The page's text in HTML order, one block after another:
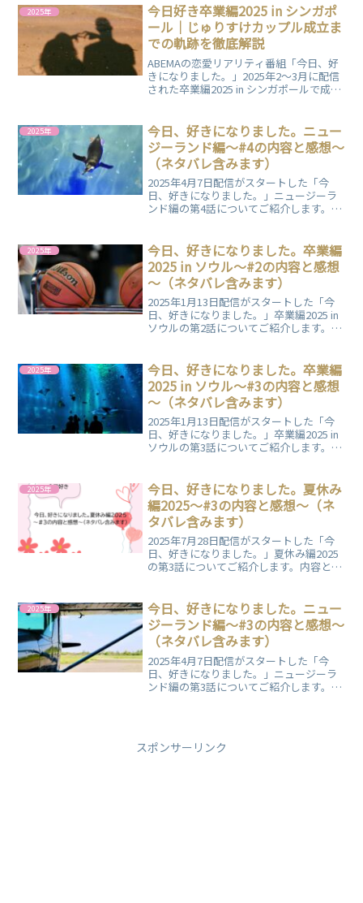
2025年
今日好き卒業編2025 in シンガポ
ール｜じゅりすけカップル成立ま
での軌跡を徹底解説
ABEMAの恋愛リアリティ番組「今日、好
きになりました。」2025年2～3月に配信
された卒業編2025 in シンガポールで成立
ちを育んだ二人。どんな風に恋心が育っ
ていったのか、解説します！
2025年
今日、好きになりました。ニュー
ジーランド編～#4の内容と感想～
（ネタバレ含みます）
2025年4月7日配信がスタートした「今
日、好きになりました。」ニュージーラ
ンド編の第4話についてご紹介します。内
2025年
今日、好きになりました。卒業編
2025 in ソウル～#2の内容と感想
～（ネタバレ含みます）
2025年1月13日配信がスタートした「今
日、好きになりました。」卒業編2025 in
ソウルの第2話についてご紹介します。内
2025年
今日、好きになりました。卒業編
2025 in ソウル～#3の内容と感想
～（ネタバレ含みます）
2025年1月13日配信がスタートした「今
日、好きになりました。」卒業編2025 in
ソウルの第3話についてご紹介します。内
2025年
今日、好きになりました。夏休み
編2025～#3の内容と感想～（ネ
タバレ含みます）
2025年7月28日配信がスタートした「今
日、好きになりました。」夏休み編2025
の第3話についてご紹介します。内容と一
2025年
今日、好きになりました。ニュー
ジーランド編～#3の内容と感想～
（ネタバレ含みます）
2025年4月7日配信がスタートした「今
日、好きになりました。」ニュージーラ
ンド編の第3話についてご紹介します。内
スポンサーリンク